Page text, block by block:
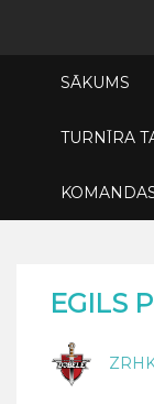
SĀKUMS
TURNĪRA
EGILS